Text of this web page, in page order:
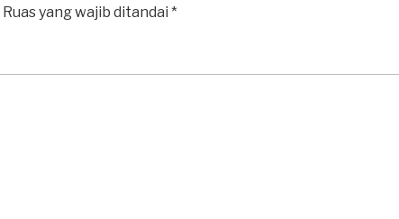
Ruas yang wajib ditandai *